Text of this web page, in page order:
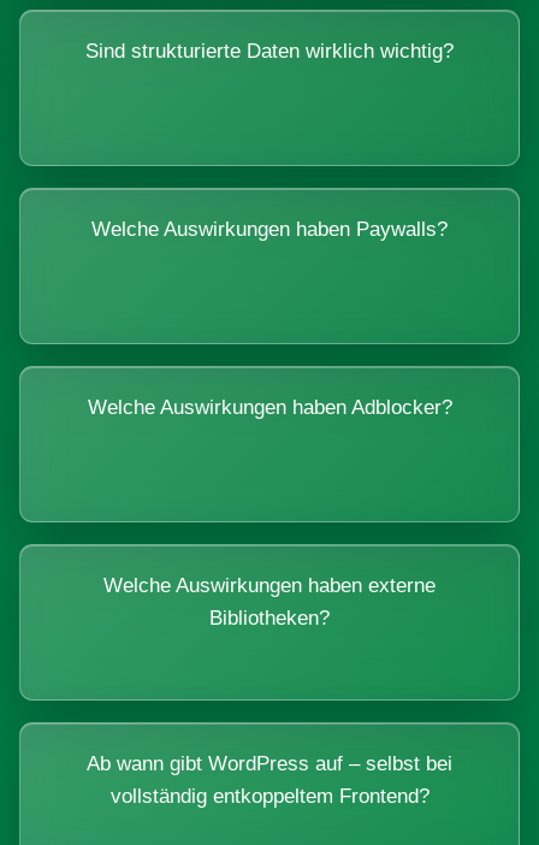
Sind strukturierte Daten wirklich wichtig?
Welche Auswirkungen haben Paywalls?
Welche Auswirkungen haben Adblocker?
Welche Auswirkungen haben externe
Bibliotheken?
Ab wann gibt WordPress auf – selbst bei
vollständig entkoppeltem Frontend?